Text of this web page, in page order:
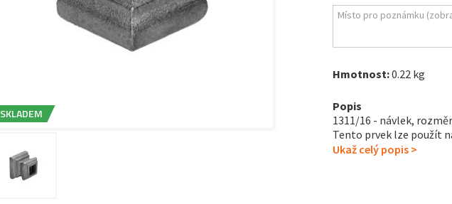
SKLADEM
Hmotnost:0.22 kg
Popis
1311/16 - návlek,
Tento prvek lze použít
Ukaž celý popis >